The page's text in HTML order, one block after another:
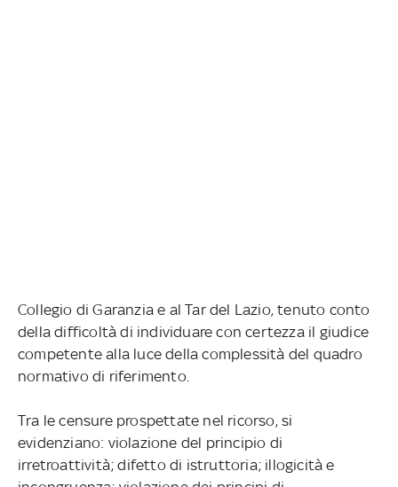
Collegio di Garanzia e al Tar del Lazio, tenuto conto
della difficoltà di individuare con certezza il giudice
competente alla luce della complessità del quadro
normativo di riferimento.
Tra le censure prospettate nel ricorso, si
evidenziano: violazione del principio di
irretroattività; difetto di istruttoria; illogicità e